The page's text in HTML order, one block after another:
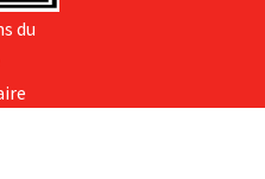
du